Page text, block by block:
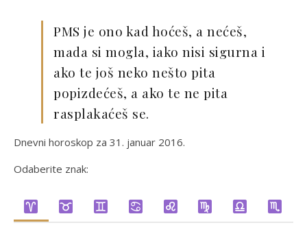
PMS je ono kad hoćeš, a nećeš,
mada si mogla, iako nisi sigurna i
ako te još neko nešto pita
popizdećeš, a ako te ne pita
rasplakaćeš se.
Dnevni horoskop za 31. januar 2016.
Odaberite znak: